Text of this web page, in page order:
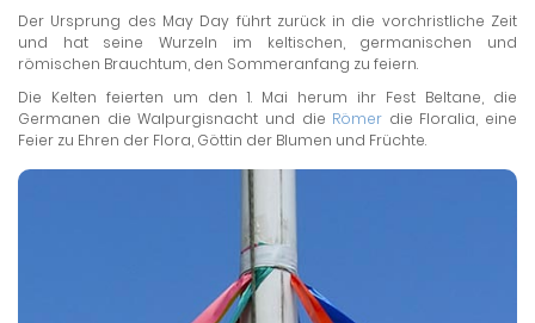
Der Ursprung des May Day führt zurück in die vorchristliche Zeit
und hat seine Wurzeln im keltischen, germanischen und
römischen Brauchtum, den Sommeranfang zu feiern.
Die Kelten feierten um den 1. Mai herum ihr Fest Beltane, die
Germanen die Walpurgisnacht und die Römer die Floralia, eine
Feier zu Ehren der Flora, Göttin der Blumen und Früchte.